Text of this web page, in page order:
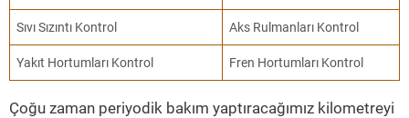
Sıvı Sızıntı Kontrol Aks Rulmanları Kontrol
Yakıt Hortumları Kontrol Fren Hortumları Kontrol
Çoğu zaman periyodik bakım yaptıracağımız kilometreyi